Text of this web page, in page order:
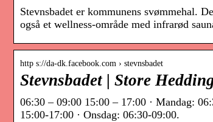
Stevnsbadet er kommunens svømmehal.
også et wellness-område med infrarød
http s://da-dk.facebook.com › stevnsbadet
Stevnsbadet | Store
06:30 – 09:00 15:00 – 17:00 · Mandag:
15:00-17:00 · Onsdag: 06:30-09:00.